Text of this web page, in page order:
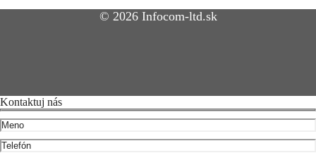
© 2026 Infocom-ltd.sk
Kontaktuj nás